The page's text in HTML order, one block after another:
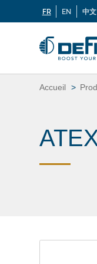
Langues
FR EN 中文
Aller
au
contenu
Si
Accueil